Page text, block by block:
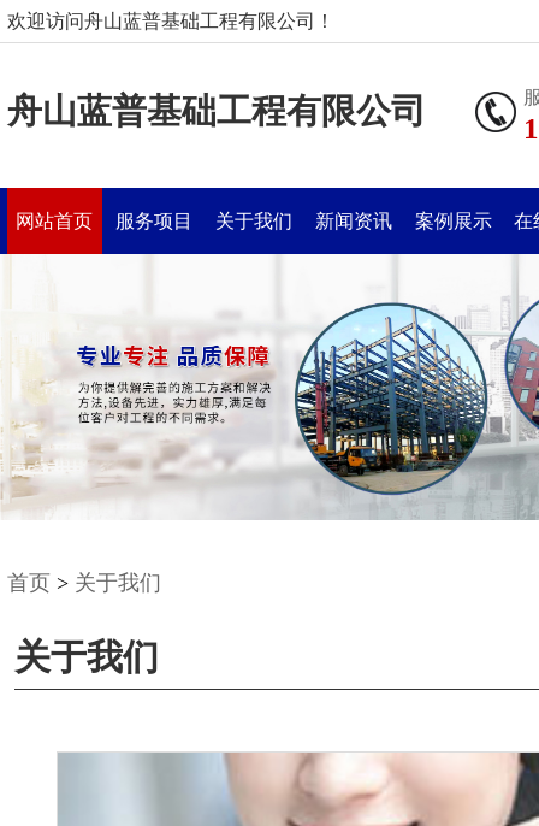
欢迎访问舟山蓝普基础工程有限公司！
舟山蓝普基础工程有限公司
网站首页 服务项目 关于我们 新闻资讯 案例展示 在
首页 > 关于我们
关于我们